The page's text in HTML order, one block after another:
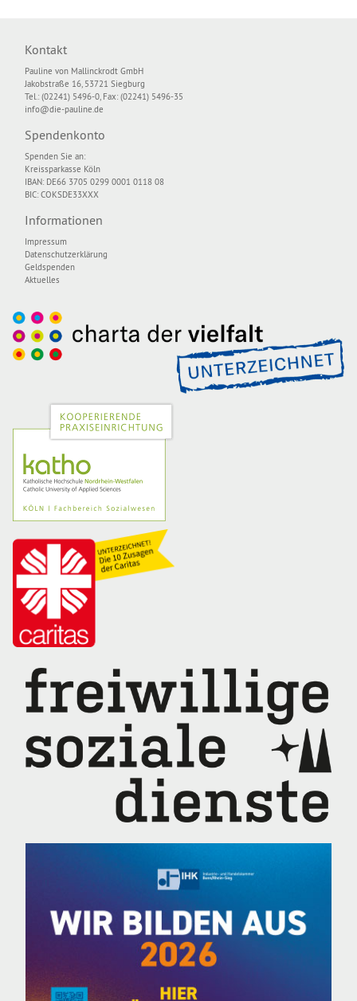
Kontakt
Pauline von Mallinckrodt GmbH
Jakobstraße 16, 53721 Siegburg
Tel.: (02241) 5496-0, Fax: (02241) 5496-35
info@die-pauline.de
Spendenkonto
Spenden Sie an:
Kreissparkasse Köln
IBAN: DE66 3705 0299 0001 0118 08
BIC: COKSDE33XXX
Informationen
Impressum
Datenschutzerklärung
Geldspenden
Aktuelles